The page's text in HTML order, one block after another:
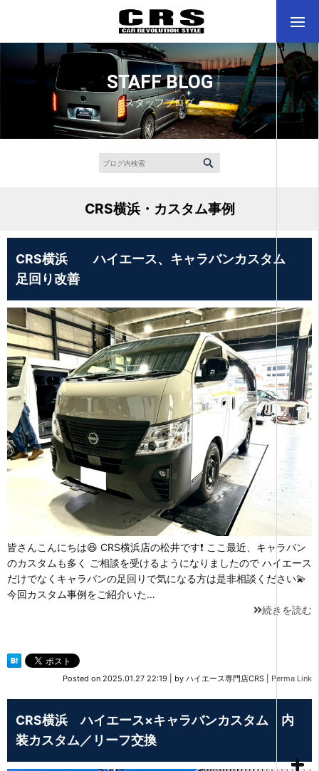
STAFF BLOG
スタッフブログ
CRS横浜・カスタム事例
CRS横浜 ハイエース、キャラバンカスタム
足回り改善
皆さんこんにちは😆 CRS横浜店の松井です❗ ここ最近、キャラバン
のカスタムも多く ご相談を受けるようになりましたので ハイエース
だけでなくキャラバンの足回りで気になる方は是非相談ください💫
今回カスタム事例をご紹介いた…
続きを読む
Posted on 2025.01.27 22:19 by ハイエース専門店CRS Perma Link
CRS横浜 ハイエース×キャラバンカスタム 内
装カスタム／リーフ交換